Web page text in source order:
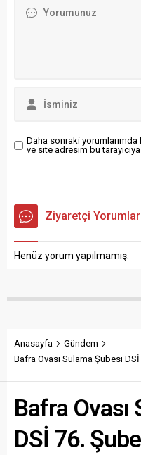
Balkan Gecesi Halk Konseri”
Daha sonraki yorumlarımda
ve site adresim bu
Ziyaretçi
Henüz yorum yapılmamış.
Anasayfa
Gündem
Bafra Ovası Sulama Şubesi
Bafra
DSİ 76.